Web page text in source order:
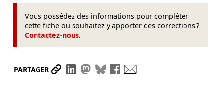
Vous possédez des informations pour compléter
cette fiche ou souhaitez y apporter des corrections ?
Contactez-nous.
PARTAGER Partager le lien
Partager sur LinkedIn
Partager sur Mastodon
Partager sur Bluesky
Partager sur Facebook